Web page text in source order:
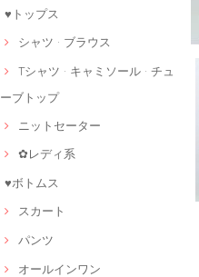
♥トップス
シャツ · ブラウス
Tシャツ · キャミソール · チュ
ーブトップ
ニットセーター
✿レディ系
♥ボトムス
スカート
パンツ
オールインワン